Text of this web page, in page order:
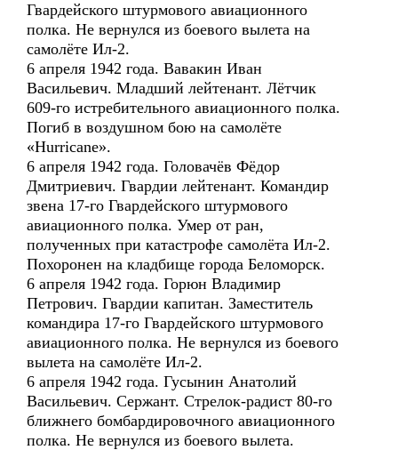
Гвардейского штурмового авиационного
полка. Не вернулся из боевого вылета на
самолёте Ил-2.
6 апреля 1942 года. Вавакин Иван
Васильевич. Младший лейтенант. Лётчик
609-го истребительного авиационного полка.
Погиб в воздушном бою на самолёте
«Hurricane».
6 апреля 1942 года. Головачёв Фёдор
Дмитриевич. Гвардии лейтенант. Командир
звена 17-го Гвардейского штурмового
авиационного полка. Умер от ран,
полученных при катастрофе самолёта Ил-2.
Похоронен на кладбище города Беломорск.
6 апреля 1942 года. Горюн Владимир
Петрович. Гвардии капитан. Заместитель
командира 17-го Гвардейского штурмового
авиационного полка. Не вернулся из боевого
вылета на самолёте Ил-2.
6 апреля 1942 года. Гусынин Анатолий
Васильевич. Сержант. Стрелок-радист 80-го
ближнего бомбардировочного авиационного
полка. Не вернулся из боевого вылета.